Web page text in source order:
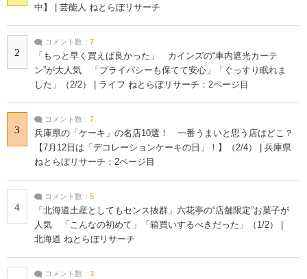
中】 | 芸能人 ねとらぼリサーチ
2
コメント数： 7
「もっと早く買えば良かった」 カインズの“車内遮光カーテ
ン”が大人気 「プライバシーも保てて安心」「ぐっすり眠れま
した」（2/2） | ライフ ねとらぼリサーチ：2ページ目
3
コメント数： 7
兵庫県の「ケーキ」の名店10選！ 一番うまいと思う店はどこ？
【7月12日は「デコレーションケーキの日」！】（2/4） | 兵庫県
ねとらぼリサーチ：2ページ目
4
コメント数： 5
「北海道土産としてもセンス抜群」六花亭の“店舗限定”お菓子が
人気 「こんなの初めて」「箱買いするべきだった」（1/2） |
北海道 ねとらぼリサーチ
コメント数： 3